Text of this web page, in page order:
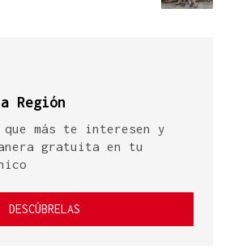
Región
más te interesen y
gratuita en tu
DESCÚBRELAS